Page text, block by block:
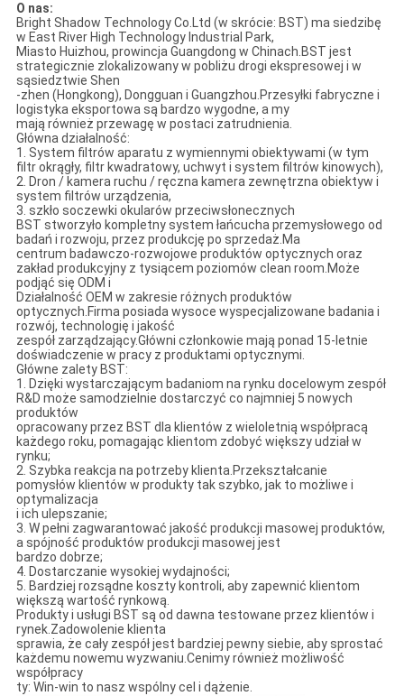
O nas:
Bright Shadow Technology Co.Ltd (w skrócie: BST) ma siedzibę
w East River High Technology Industrial Park,
Miasto Huizhou, prowincja Guangdong w Chinach.BST jest
strategicznie zlokalizowany w pobliżu drogi ekspresowej i w
sąsiedztwie Shen
-zhen (Hongkong), Dongguan i Guangzhou.Przesyłki fabryczne i
logistyka eksportowa są bardzo wygodne, a my
mają również przewagę w postaci zatrudnienia.
Główna działalność:
1. System filtrów aparatu z wymiennymi obiektywami (w tym
filtr okrągły, filtr kwadratowy, uchwyt i system filtrów kinowych),
2. Dron / kamera ruchu / ręczna kamera zewnętrzna obiektyw i
system filtrów urządzenia,
3. szkło soczewki okularów przeciwsłonecznych
BST stworzyło kompletny system łańcucha przemysłowego od
badań i rozwoju, przez produkcję po sprzedaż.Ma
centrum badawczo-rozwojowe produktów optycznych oraz
zakład produkcyjny z tysiącem poziomów clean room.Może
podjąć się ODM i
Działalność OEM w zakresie różnych produktów
optycznych.Firma posiada wysoce wyspecjalizowane badania i
rozwój, technologię i jakość
zespół zarządzający.Główni członkowie mają ponad 15-letnie
doświadczenie w pracy z produktami optycznymi.
Główne zalety BST:
1. Dzięki wystarczającym badaniom na rynku docelowym zespół
R&D może samodzielnie dostarczyć co najmniej 5 nowych
produktów
opracowany przez BST dla klientów z wieloletnią współpracą
każdego roku, pomagając klientom zdobyć większy udział w
rynku;
2. Szybka reakcja na potrzeby klienta.Przekształcanie
pomysłów klientów w produkty tak szybko, jak to możliwe i
optymalizacja
i ich ulepszanie;
3. W pełni zagwarantować jakość produkcji masowej produktów,
a spójność produktów produkcji masowej jest
bardzo dobrze;
4. Dostarczanie wysokiej wydajności;
5. Bardziej rozsądne koszty kontroli, aby zapewnić klientom
większą wartość rynkową.
Produkty i usługi BST są od dawna testowane przez klientów i
rynek.Zadowolenie klienta
sprawia, że ​​cały zespół jest bardziej pewny siebie, aby sprostać
każdemu nowemu wyzwaniu.Cenimy również możliwość
współpracy
ty: Win-win to nasz wspólny cel i dążenie.